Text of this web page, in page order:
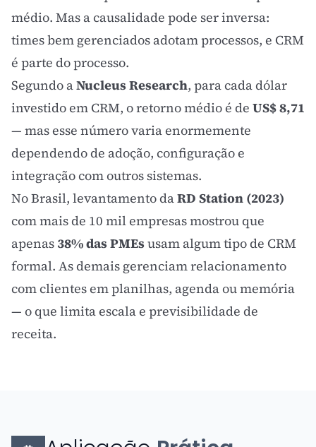
médio. Mas a causalidade pode ser inversa:
times bem gerenciados adotam processos, e CRM
é parte do processo.
Segundo aNucleus Research, para cada dólar
investido em CRM, o retorno médio é de US$ 8,71
— mas esse número varia enormemente
dependendo de adoção, configuração e
integração com outros sistemas.
No Brasil, levantamento daRD Station (2023)
com mais de 10 mil empresas mostrou que
apenas 38% das PMEs usam algum tipo de CRM
formal. As demais gerenciam relacionamento
com clientes em planilhas, agenda ou memória
— o que limita escala e previsibilidade de
receita.